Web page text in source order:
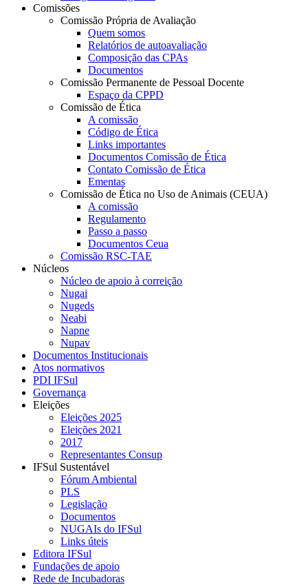
Comissões
Comissão Própria de Avaliação
Quem somos
Relatórios de autoavaliação
Composição das CPAs
Documentos
Comissão Permanente de Pessoal Docente
Espaço da CPPD
Comissão de Ética
A comissão
Código de Ética
Links importantes
Documentos Comissão de Ética
Contato Comissão de Ética
Ementas
Comissão de Ética no Uso de Animais (CEUA)
A comissão
Regulamento
Passo a passo
Documentos Ceua
Comissão RSC-TAE
Núcleos
Núcleo de apoio à correição
Nugai
Nugeds
Neabi
Napne
Nupav
Documentos Institucionais
Atos normativos
PDI IFSul
Governança
Eleições
Eleições 2025
Eleições 2021
2017
Representantes Consup
IFSul Sustentável
Fórum Ambiental
PLS
Legislação
Documentos
NUGAIs do IFSul
Links úteis
Editora IFSul
Fundações de apoio
Rede de Incubadoras